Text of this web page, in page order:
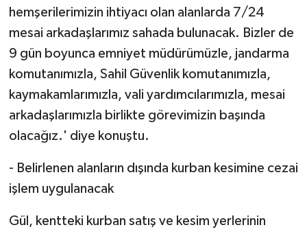
hemşerilerimizin ihtiyacı olan alanlarda 7/24
mesai arkadaşlarımız sahada bulunacak. Bizler de
9 gün boyunca emniyet müdürümüzle, jandarma
komutanımızla, Sahil Güvenlik komutanımızla,
kaymakamlarımızla, vali yardımcılarımızla, mesai
arkadaşlarımızla birlikte görevimizin başında
olacağız.' diye konuştu.
- Belirlenen alanların dışında kurban kesimine cezai
işlem uygulanacak
Gül, kentteki kurban satış ve kesim yerlerinin